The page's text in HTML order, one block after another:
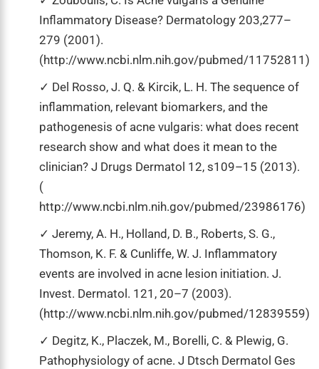
Inflammatory Disease? Dermatology 203,277–
279 (2001).
(http://www.ncbi.nlm.nih.gov/pubmed/11752811)
Del Rosso, J. Q. & Kircik, L. H. The sequence of
inflammation, relevant biomarkers, and the
pathogenesis of acne vulgaris: what does recent
research show and what does it mean to the
clinician? J Drugs Dermatol 12, s109–15 (2013).
(
http://www.ncbi.nlm.nih.gov/pubmed/23986176)
Jeremy, A. H., Holland, D. B., Roberts, S. G.,
Thomson, K. F. & Cunliffe, W. J. Inflammatory
events are involved in acne lesion initiation. J.
Invest. Dermatol. 121, 20–7 (2003).
(http://www.ncbi.nlm.nih.gov/pubmed/12839559)
Degitz, K., Placzek, M., Borelli, C. & Plewig, G.
Pathophysiology of acne. J Dtsch Dermatol Ges